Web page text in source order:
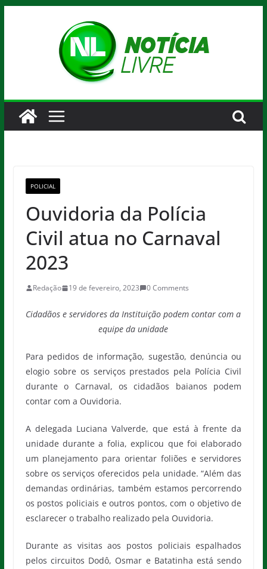
POLICIAL
Ouvidoria da Polícia
Civil atua no Carnaval
2023
Redação 19 de fevereiro, 2023 0 Comments
Cidadãos e servidores da Instituição podem contar com a
equipe da unidade
Para pedidos de informação, sugestão, denúncia ou
elogio sobre os serviços prestados pela Polícia Civil
durante o Carnaval, os cidadãos baianos podem
contar com a Ouvidoria.
A delegada Luciana Valverde, que está à frente da
unidade durante a folia, explicou que foi elaborado
um planejamento para orientar foliões e servidores
sobre os serviços oferecidos pela unidade. “Além das
demandas ordinárias, também estamos percorrendo
os postos policiais e outros pontos, com o objetivo de
esclarecer o trabalho realizado pela Ouvidoria.
Durante as visitas aos postos policiais espalhados
pelos circuitos Dodô, Osmar e Batatinha está sendo